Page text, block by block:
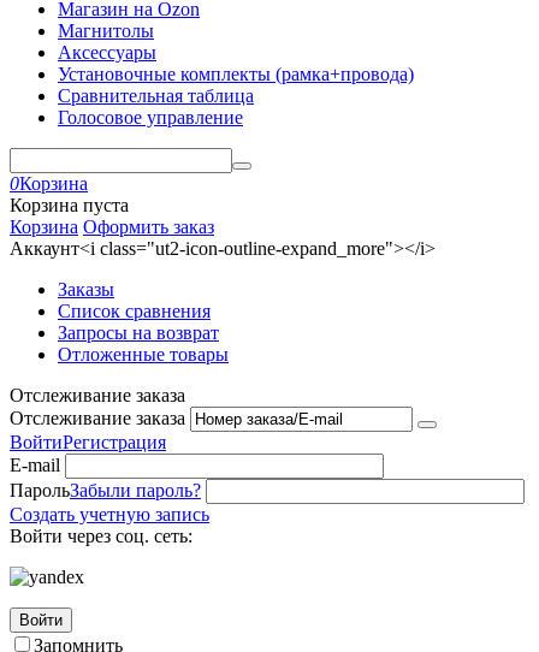
Магазин на Ozon
Магнитолы
Аксессуары
Установочные комплекты (рамка+провода)
Сравнительная таблица
Голосовое управление
0Корзина
Корзина пуста
Корзина Оформить заказ
Аккаунт<i class="ut2-icon-outline-expand_more"></i>
Заказы
Список сравнения
Запросы на возврат
Отложенные товары
Отслеживание заказа
Отслеживание заказа
ВойтиРегистрация
E-mail
ПарольЗабыли пароль?
Создать учетную запись
Войти через соц. сеть:
Войти
Запомнить